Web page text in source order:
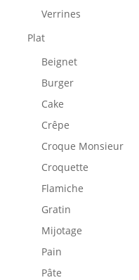
Verrines
Plat
Beignet
Burger
Cake
Crêpe
Croque Monsieur
Croquette
Flamiche
Gratin
Mijotage
Pain
Pâte